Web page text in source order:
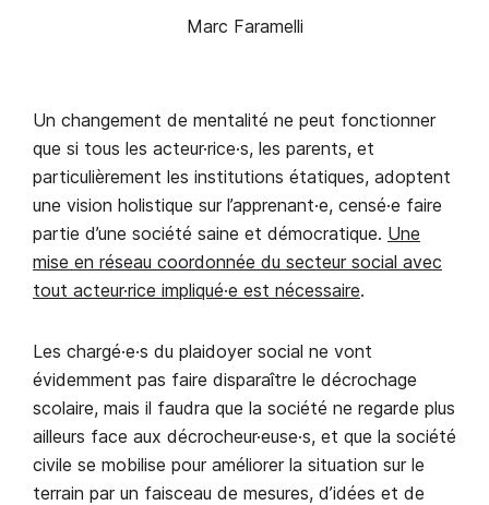
Marc Faramelli
Un changement de mentalité ne peut fonctionner
que si tous les acteur·rice·s, les parents, et
particulièrement les institutions étatiques, adoptent
une vision holistique sur l’apprenant·e, censé·e faire
partie d’une société saine et démocratique. Une
mise en réseau coordonnée du secteur social avec
tout acteur·rice impliqué·e est nécessaire.
Les chargé·e·s du plaidoyer social ne vont
évidemment pas faire disparaître le décrochage
scolaire, mais il faudra que la société ne regarde plus
ailleurs face aux décrocheur·euse·s, et que la société
civile se mobilise pour améliorer la situation sur le
terrain par un faisceau de mesures, d’idées et de